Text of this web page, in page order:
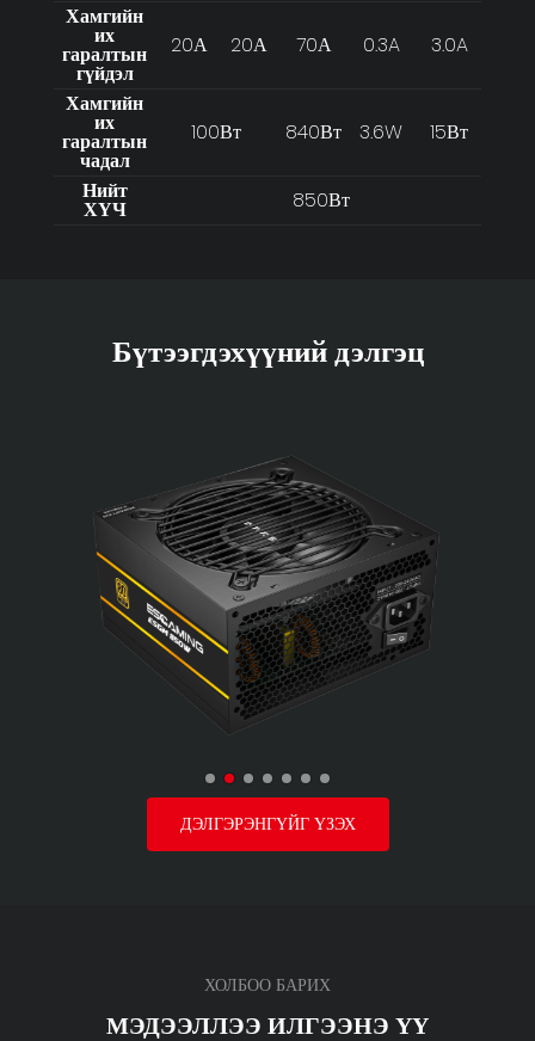
Хамгийн
их
гаралтын
гүйдэл
20А 20А 70А 0.3A 3.0A
Хамгийн
их
гаралтын
чадал
100Вт 840Вт 3.6W 15Вт
Нийт
ХҮЧ 850Вт
Бүтээгдэхүүний дэлгэц
ДЭЛГЭРЭНГҮЙГ ҮЗЭХ
ХОЛБОО БАРИХ
МЭДЭЭЛЛЭЭ ИЛГЭЭНЭ ҮҮ